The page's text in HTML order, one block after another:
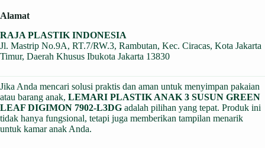
Alamat
RAJA PLASTIK INDONESIA
Jl. Mastrip No.9A, RT.7/RW.3, Rambutan, Kec. Ciracas, Kota Jakarta
Timur, Daerah Khusus Ibukota Jakarta 13830
Jika Anda mencari solusi praktis dan aman untuk menyimpan pakaian
atau barang anak, LEMARI PLASTIK ANAK 3 SUSUN GREEN
LEAF DIGIMON 7902-L3DG adalah pilihan yang tepat. Produk ini
tidak hanya fungsional, tetapi juga memberikan tampilan menarik
untuk kamar anak Anda.